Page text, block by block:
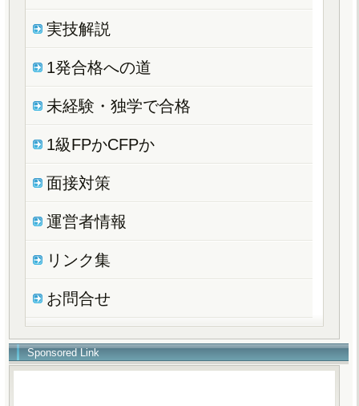
実技解説
1発合格への道
未経験・独学で合格
1級FPかCFPか
面接対策
運営者情報
リンク集
お問合せ
Sponsored Link